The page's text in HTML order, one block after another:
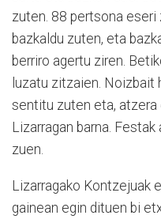
zuten. 88 pertsona eseri
bazkaldu zuten, eta
berriro agertu ziren.
luzatu zitzaien. Noizbait
sentitu zuten eta, atzera
Lizarragan barna.
zuen.
Lizarragako Kontzejuak
gainean egin dituen bi